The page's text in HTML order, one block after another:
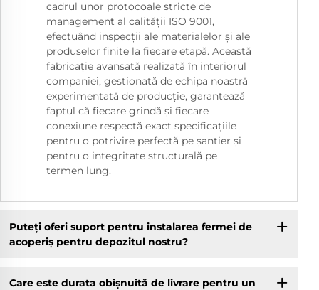
cadrul unor protocoale stricte de
management al calității ISO 9001,
efectuând inspecții ale materialelor și ale
produselor finite la fiecare etapă. Această
fabricație avansată realizată în interiorul
companiei, gestionată de echipa noastră
experimentată de producție, garantează
faptul că fiecare grindă și fiecare
conexiune respectă exact specificațiile
pentru o potrivire perfectă pe șantier și
pentru o integritate structurală pe
termen lung.
Puteți oferi suport pentru instalarea fermei de
acoperiș pentru depozitul nostru?
Care este durata obișnuită de livrare pentru un